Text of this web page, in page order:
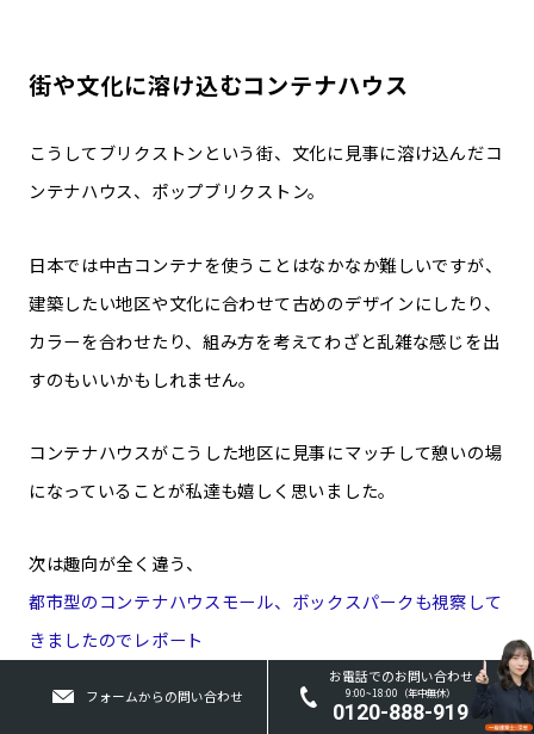
街や文化に溶け込むコンテナハウス
こうしてブリクストンという街、文化に見事に溶け込んだコ
ンテナハウス、ポップブリクストン。
日本では中古コンテナを使うことはなかなか難しいですが、
建築したい地区や文化に合わせて古めのデザインにしたり、
カラーを合わせたり、組み方を考えてわざと乱雑な感じを出
すのもいいかもしれません。
コンテナハウスがこうした地区に見事にマッチして憩いの場
になっていることが私達も嬉しく思いました。
次は趣向が全く違う、
都市型のコンテナハウスモール、ボックスパークも視察して
きましたのでレポート
フォームからの問い合わせ
お電話でのお問い合わせ
9:00~18:00（年中無休）
0120-888-919